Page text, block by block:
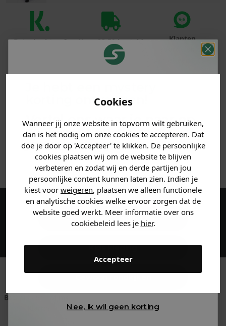
Cookies
Wanneer jij onze website in topvorm wilt gebruiken,
dan is het nodig om onze cookies te accepteren. Dat
doe je door op 'Accepteer' te klikken. De persoonlijke
cookies plaatsen wij om de website te blijven
verbeteren en zodat wij en derde partijen jou
persoonlijke content kunnen laten zien. Indien je
kiest voor weigeren, plaatsen we alleen functionele
en analytische cookies welke ervoor zorgen dat de
website goed werkt. Meer informatie over ons
cookiebeleid lees je hier.
Accepteer
Betaal achteraf
Voor 23:59 besteld
is morgen in huis!*
Klanten
beoordelen ons
PRODUCTINFORMATIE
MATERIAAL & WASVOORSCHRIFT
ANDERE BESTELDEN OOK
Maak een account aan en ontvang 5%
korting op je eerste bestelling!
Betaal achteraf met
is morgen in huis!*
ons met een 9,6!
korting ontvangen!
Vertel ons waar je naar op
zoek bent en claim direct
jouwkorting.
Heren kleding
Dames kleding
Kids kleding
Nee, ik wil geen korting